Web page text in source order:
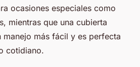
ocasiones especiales como
mientras que una cubierta
más fácil y es perfecta
cotidiano.